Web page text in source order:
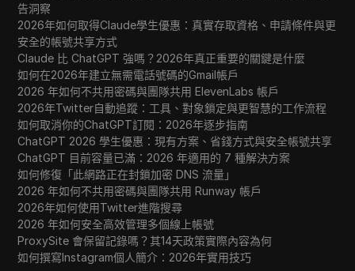
告洞察
2026年如何取得Claude學生優惠：真實存取資格、申請條件與更
安全的帳號共享方式
Claude 比 ChatGPT 強嗎？2026年真正重要的關鍵是什麼
如何在2026年建立無需電話號碼的Gmail帳戶
2026 年如何不共用密碼與團隊共用 ElevenLabs 帳戶
2026年Twitter自動追蹤：工具、對象鎖定與更智慧的工作流程
如何取消你的ChatGPT訂閱：2026年逐步指南
ChatGPT 2026 學生優惠：現有方案、省錢方式與安全帳號共享
ChatGPT 目前容量已滿：2026 年適用的 7 種解決方案
如何修復「此網路正在封鎖加密 DNS 流量」
2026 年如何不共用密碼與團隊共用 Runway 帳戶
2026年如何使用Twitter進階搜尋
2026 年如何安全高效管理多個線上帳號
ProxySite 會保留記錄嗎？其14天政策實際內容為何
如何撰寫Instagram個人簡介：2026年實用技巧